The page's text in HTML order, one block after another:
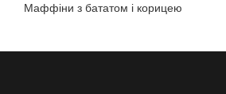
Маффіни з бататом і корицею